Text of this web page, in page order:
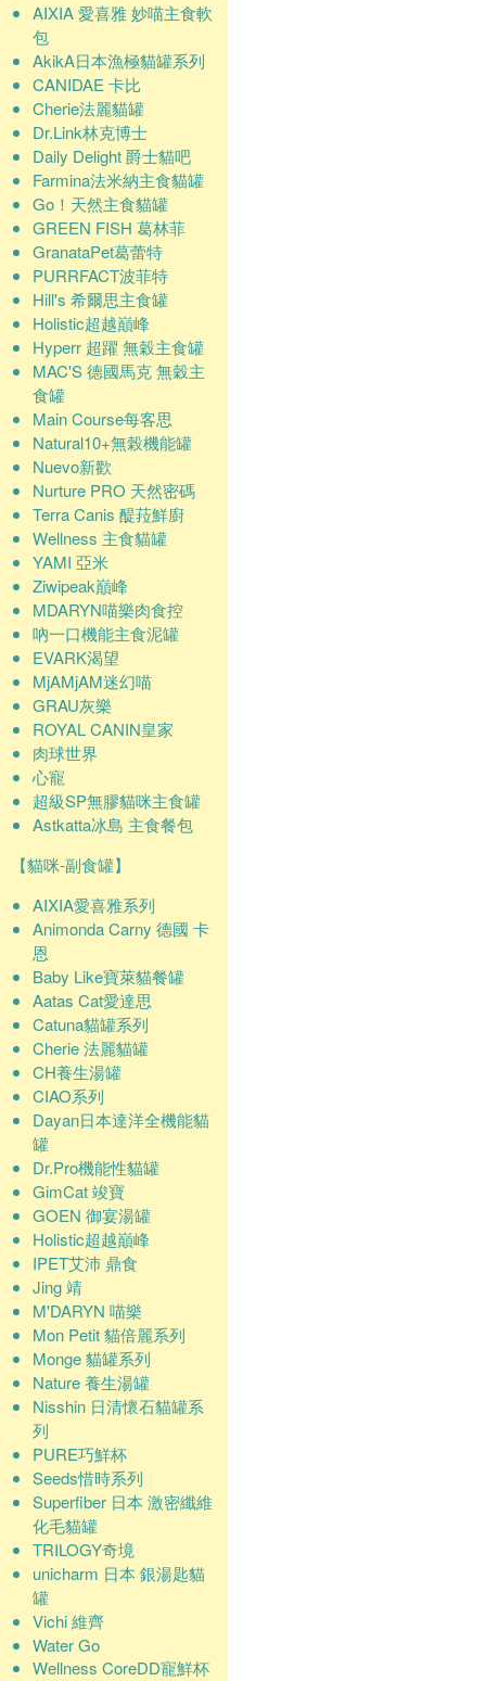
AIXIA 愛喜雅 妙喵主食軟
包
AkikA日本漁極貓罐系列
CANIDAE 卡比
Cherie法麗貓罐
Dr.Link林克博士
Daily Delight 爵士貓吧
Farmina法米納主食貓罐
Go！天然主食貓罐
GREEN FISH 葛林菲
GranataPet葛蕾特
PURRFACT波菲特
Hill's 希爾思主食罐
Holistic超越巔峰
Hyperr 超躍 無穀主食罐
MAC'S 德國馬克 無穀主
食罐
Main Course每客思
Natural10+無榖機能罐
Nuevo新歡
Nurture PRO 天然密碼
Terra Canis 醍菈鮮廚
Wellness 主食貓罐
YAMI 亞米
Ziwipeak巔峰
MDARYN喵樂肉食控
吶一口機能主食泥罐
EVARK渴望
MjAMjAM迷幻喵
GRAU灰樂
ROYAL CANIN皇家
肉球世界
心寵
超級SP無膠貓咪主食罐
Astkatta冰島 主食餐包
【貓咪-副食罐】
AIXIA愛喜雅系列
Animonda Carny 德國 卡
恩
Baby Like寶萊貓餐罐
Aatas Cat愛達思
Catuna貓罐系列
Cherie 法麗貓罐
CH養生湯罐
CIAO系列
Dayan日本達洋全機能貓
罐
Dr.Pro機能性貓罐
GimCat 竣寶
GOEN 御宴湯罐
Holistic超越巔峰
IPET艾沛 鼎食
Jing 靖
M'DARYN 喵樂
Mon Petit 貓倍麗系列
Monge 貓罐系列
Nature 養生湯罐
Nisshin 日清懷石貓罐系
列
PURE巧鮮杯
Seeds惜時系列
Superfiber 日本 激密纖維
化毛貓罐
TRILOGY奇境
unicharm 日本 銀湯匙貓
罐
Vichi 維齊
Water Go
Wellness CoreDD寵鮮杯